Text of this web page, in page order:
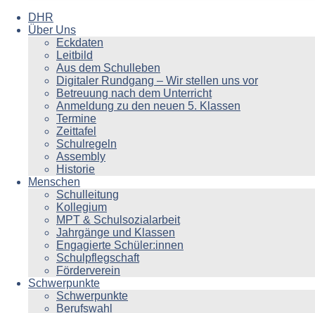
DHR
Über Uns
Eckdaten
Leitbild
Aus dem Schulleben
Digitaler Rundgang – Wir stellen uns vor
Betreuung nach dem Unterricht
Anmeldung zu den neuen 5. Klassen
Termine
Zeittafel
Schulregeln
Assembly
Historie
Menschen
Schulleitung
Kollegium
MPT & Schulsozialarbeit
Jahrgänge und Klassen
Engagierte Schüler:innen
Schulpflegschaft
Förderverein
Schwerpunkte
Schwerpunkte
Berufswahl